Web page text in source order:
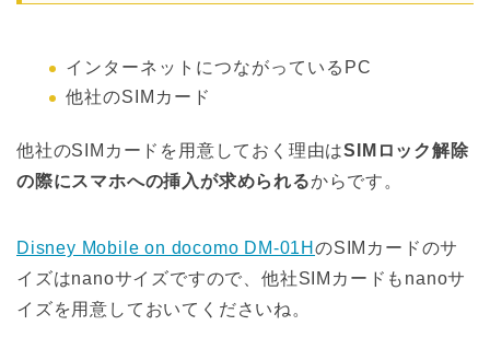
インターネットにつながっているPC
他社のSIMカード
他社のSIMカードを用意しておく理由はSIMロック解除
の際にスマホへの挿入が求められるからです。
Disney Mobile on docomo DM-01HのSIMカードのサ
イズはnanoサイズですので、他社SIMカードもnanoサ
イズを用意しておいてくださいね。